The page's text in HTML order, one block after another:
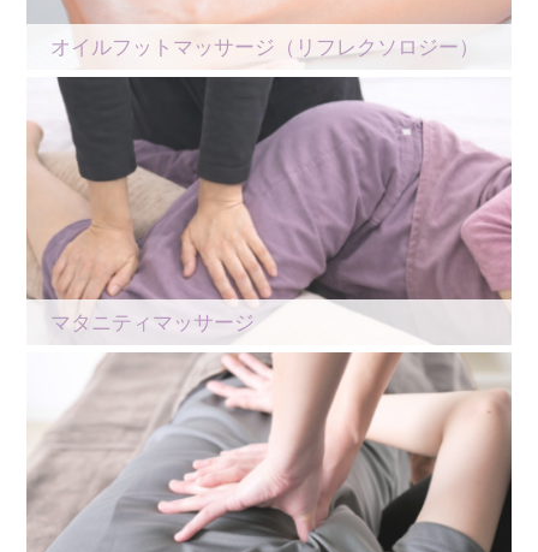
オイルフットマッサージ（リフレクソロジー）
マタニティマッサージ